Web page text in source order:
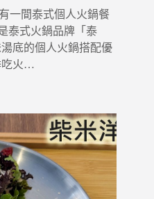
一間泰式個人火鍋餐
泰式火鍋品牌「泰
底的個人火鍋搭配優
吃火…